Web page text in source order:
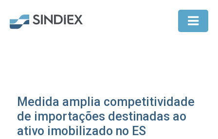
Medida amplia competitividade
de importações destinadas ao
ativo imobilizado no ES